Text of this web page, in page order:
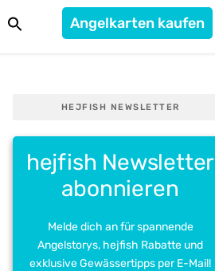
Angelkarten kaufen
HEJFISH NEWSLETTER
hejfish Newsletter
abonnieren
Melde dich an für spannende
Angelstorys, hejfish Rabatte und
exklusive Gewässertipps per E-Mail!